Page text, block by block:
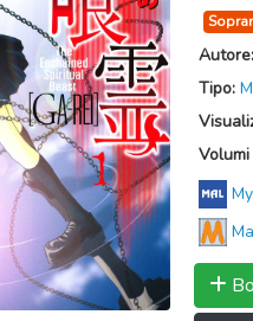
Autore:
Tipo: